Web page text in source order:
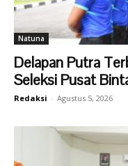
Natuna
Delapan Putra
Seleksi Pusat
Redaksi - Agustus 5, 2026